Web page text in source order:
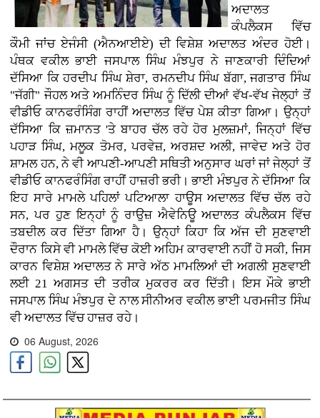
ਅਦਾਲਤ
ਕੰਪਲੈਕਸ ਵਿੱਚ
ਕੌਮੀ ਜਾਂਚ ਏਜੰਸੀ (ਐਨਆਈਏ) ਦੀ ਵਿਸ਼ੇਸ਼ ਅਦਾਲਤ ਅੰਦਰ ਹੋਈ।
ਪੰਥਕ ਵਕੀਲ ਭਾਈ ਜਸਪਾਲ ਸਿੰਘ ਮੰਝਪੁਰ ਨੇ ਜਾਣਕਾਰੀ ਦਿੰਦਿਆਂ
ਦੱਸਿਆ ਕਿ ਹਰਦੀਪ ਸਿੰਘ ਸ਼ੇਰਾ, ਰਮਨਦੀਪ ਸਿੰਘ ਬੱਗਾ, ਜਗਤਾਰ ਸਿੰਘ
"ਜੱਗੀ" ਜੌਹਲ ਅਤੇ ਅਮਨਿੰਦਰ ਸਿੰਘ ਨੂੰ ਦਿੱਲੀ ਦੀਆਂ ਵੱਖ-ਵੱਖ ਜੇਲ੍ਹਾਂ ਤੋਂ
ਵੀਡੀਓ ਕਾਨਫਰੰਸਿੰਗ ਰਾਹੀਂ ਅਦਾਲਤ ਵਿੱਚ ਪੇਸ਼ ਕੀਤਾ ਗਿਆ। ਉਨ੍ਹਾਂ
ਦੱਸਿਆ ਕਿ ਜ਼ਮਾਨਤ 'ਤੇ ਬਾਹਰ ਚੱਲ ਰਹੇ ਹੋਰ ਮੁਲਜ਼ਮਾਂ, ਜਿਨ੍ਹਾਂ ਵਿੱਚ
ਪਹਾੜ ਸਿੰਘ, ਮਲੂਕ ਤੋਮਰ, ਪਰਵੇਜ਼, ਅਰਸ਼ਦ ਅਲੀ, ਜਾਵੇਦ ਅਤੇ ਹੋਰ
ਸ਼ਾਮਲ ਹਨ, ਨੇ ਵੀ ਆਪਣੀ-ਆਪਣੀ ਸਥਿਤੀ ਅਨੁਸਾਰ ਘਰਾਂ ਜਾਂ ਜੇਲ੍ਹਾਂ ਤੋਂ
ਵੀਡੀਓ ਕਾਨਫਰੰਸਿੰਗ ਰਾਹੀਂ ਹਾਜ਼ਰੀ ਭਰੀ। ਭਾਈ ਮੰਝਪੁਰ ਨੇ ਦੱਸਿਆ ਕਿ
ਇਹ ਸਾਰੇ ਮਾਮਲੇ ਪਹਿਲਾਂ ਪਟਿਆਲਾ ਹਾਊਸ ਅਦਾਲਤ ਵਿੱਚ ਚੱਲ ਰਹੇ
ਸਨ, ਪਰ ਹੁਣ ਇਨ੍ਹਾਂ ਨੂੰ ਰਾਉਜ਼ ਐਵੇਨਿਊ ਅਦਾਲਤ ਕੰਪਲੈਕਸ ਵਿੱਚ
ਤਬਦੀਲ ਕਰ ਦਿੱਤਾ ਗਿਆ ਹੈ। ਉਨ੍ਹਾਂ ਕਿਹਾ ਕਿ ਅੱਜ ਦੀ ਸੁਣਵਾਈ
ਦੌਰਾਨ ਕਿਸੇ ਵੀ ਮਾਮਲੇ ਵਿੱਚ ਕੋਈ ਅਹਿਮ ਕਾਰਵਾਈ ਨਹੀਂ ਹੋ ਸਕੀ, ਜਿਸ
ਕਾਰਨ ਵਿਸ਼ੇਸ਼ ਅਦਾਲਤ ਨੇ ਸਾਰੇ ਅੱਠ ਮਾਮਲਿਆਂ ਦੀ ਅਗਲੀ ਸੁਣਵਾਈ
ਲਈ 21 ਅਗਸਤ ਦੀ ਤਰੀਕ ਮੁਕਰਰ ਕਰ ਦਿੱਤੀ। ਇਸ ਮੌਕੇ ਭਾਈ
ਜਸਪਾਲ ਸਿੰਘ ਮੰਝਪੁਰ ਦੇ ਨਾਲ ਸੀਨੀਅਰ ਵਕੀਲ ਭਾਈ ਪਰਮਜੀਤ ਸਿੰਘ
ਵੀ ਅਦਾਲਤ ਵਿੱਚ ਹਾਜ਼ਰ ਰਹੇ।
06 August, 2026